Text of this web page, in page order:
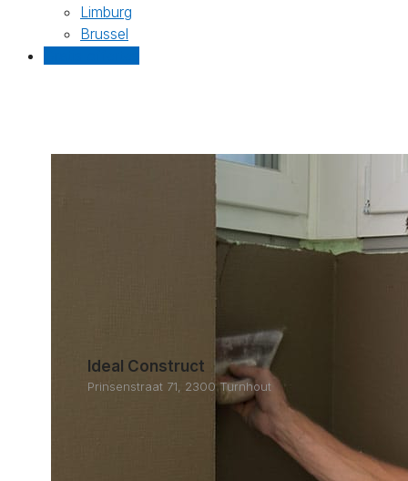
Limburg
Brussel
Ideal Construct
Prinsenstraat 71, 2300 Turnhout